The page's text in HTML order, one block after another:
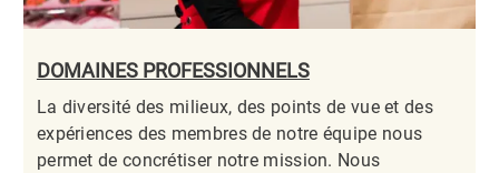
DOMAINES PROFESSIONNELS
La diversité des milieux, des points de vue et des
expériences des membres de notre équipe nous
permet de concrétiser notre mission. Nous